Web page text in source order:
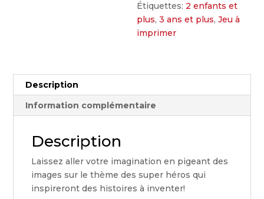
Étiquettes: 2 enfants et
plus,3 ans et plus,Jeu à
imprimer
Description
Information complémentaire
Description
Laissez aller votre imagination en pigeant des
images sur le thème des super héros qui
inspireront des histoires à inventer!